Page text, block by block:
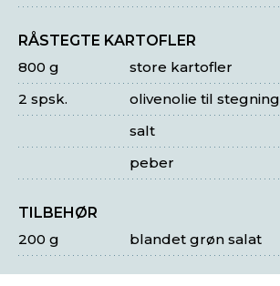
RÅSTEGTE KARTOFLER
store kartofler
800 g
olivenolie til stegning
2 spsk.
salt
peber
TILBEHØR
blandet grøn salat
200 g